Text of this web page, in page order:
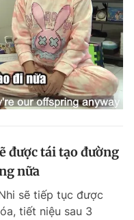
quảng cáo
780 404
soạn Chính sách bảo
cấp ngày 24.3.2020
Niên. Cấm sao chép
được tái tạo đường
nữa
sẽ tiếp tục được
tiết niệu sau 3